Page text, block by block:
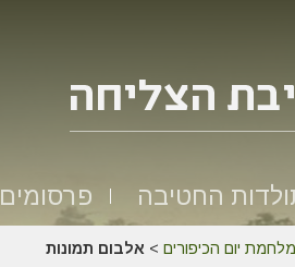
החטיבה פרסומים
> אלבום תמונות